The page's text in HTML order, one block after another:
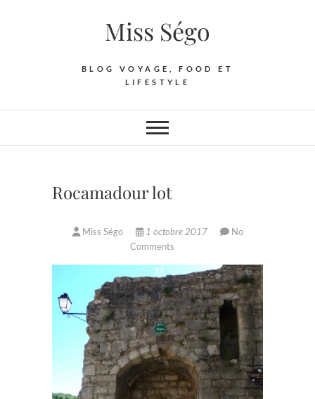
Miss Ségo
BLOG VOYAGE, FOOD ET
LIFESTYLE
Rocamadour lot
Miss Ségo 1 octobre 2017
No
Comments